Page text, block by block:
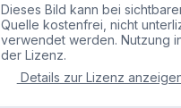
Dieses Bild kann bei
Quelle kostenfrei, nicht
verwendet werden. Nutzung
der Lizenz.
Details zur Lizenz